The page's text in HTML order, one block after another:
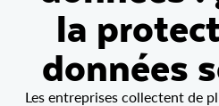
la
données
Les entreprises collectent de